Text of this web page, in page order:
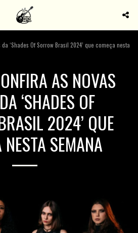
‘Shades Of Sorrow Brasil 2024’ que começa nesta
AS NOVAS
‘SHADES OF
2024’ QUE
SEMANA